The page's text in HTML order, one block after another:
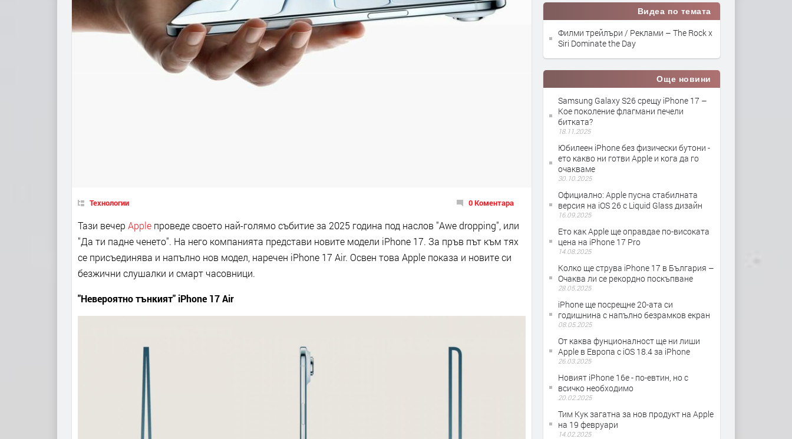
Технологии 0 Коментара
Тази вечер Apple проведе своето най-голямо събитие за 2025 година под наслов "Awe dropping", или
"Да ти падне ченето". На него компанията представи новите модели iPhone 17. За пръв път към тях
се присъединява и напълно нов модел, наречен iPhone 17 Air. Освен това Apple показа и новите си
безжични слушалки и смарт часовници.
"Невероятно тънкият" iPhone 17 Air
Видеа по темата
Филми трейлъри / Реклами – The Rock x
Siri Dominate the Day
Още новини
Samsung Galaxy S26 срещу iPhone 17 –
Кое поколение флагмани печели
битката?
18.11.2025
Юбилеен iPhone без физически бутони -
ето какво ни готви Apple и кога да го
очакваме
30.10.2025
Официално: Apple пусна стабилната
версия на iOS 26 с Liquid Glass дизайн
16.09.2025
Ето как Apple ще оправдае по-високата
цена на iPhone 17 Pro
14.08.2025
Колко ще струва iPhone 17 в България –
Очаква ли се рекордно поскъпване
28.05.2025
iPhone ще посрещне 20-ата си
годишнина с напълно безрамков екран
08.05.2025
От каква фунционалност ще ни лиши
Apple в Европа с iOS 18.4 за iPhone
26.03.2025
Новият iPhone 16e - по-евтин, но с
всичко необходимо
20.02.2025
Тим Кук загатна за нов продукт на Apple
на 19 февруари
14.02.2025